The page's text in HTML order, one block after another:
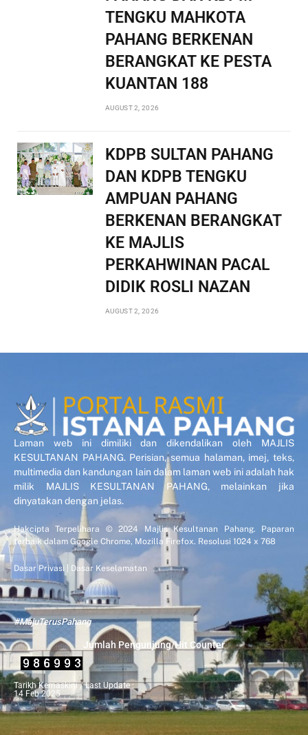
TENGKU MAHKOTA
PAHANG BERKENAN
BERANGKAT KE PESTA
KUANTAN 188
AUGUST 2, 2026
KDPB SULTAN PAHANG
DAN KDPB TENGKU
AMPUAN PAHANG
BERKENAN BERANGKAT
KE MAJLIS
PERKAHWINAN PACAL
DIDIK ROSLI NAZAN
AUGUST 2, 2026
Laman web ini dimiliki dan dikendalikan oleh MAJLIS
KESULTANAN PAHANG. Perisian, semua halaman, imej, teks,
multimedia dan kandungan lain dalam laman web ini adalah hak
milik MAJLIS KESULTANAN PAHANG, melainkan jika
dinyatakan dengan jelas.
Hakcipta Terpelihara © 2024 Majlis Kesultanan Pahang. Paparan
terbaik dalam Google Chrome, Mozilla Firefox. Resolusi 1024 x 768
Dasar Privasi Dasar Keselamatan
#MajuTerusPahang
Jumlah Pengunjung/Hit Counter
Tarikh Kemaskini / Last Update :
14 Feb 2025